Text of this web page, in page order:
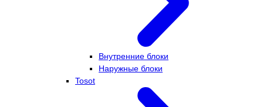
Внутренние блоки
Наружные блоки
Tosot